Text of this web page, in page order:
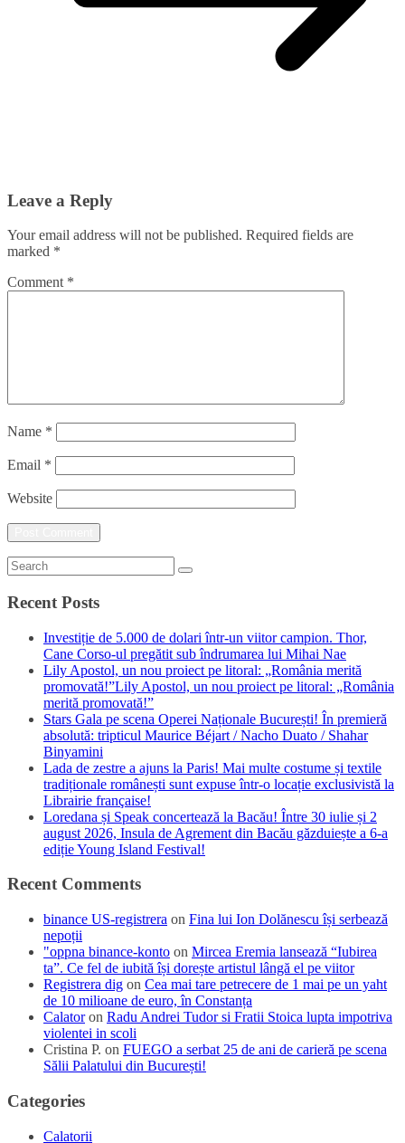
Leave a Reply
Your email address will not be published. Required fields are
marked *
Comment *
Name *
Email *
Website
Recent Posts
Investiție de 5.000 de dolari într-un viitor campion. Thor,
Cane Corso-ul pregătit sub îndrumarea lui Mihai Nae
Lily Apostol, un nou proiect pe litoral: „România merită
promovată!”Lily Apostol, un nou proiect pe litoral: „România
merită promovată!”
Stars Gala pe scena Operei Naționale București! În premieră
absolută: tripticul Maurice Béjart / Nacho Duato / Shahar
Binyamini
Lada de zestre a ajuns la Paris! Mai multe costume și textile
tradiționale românești sunt expuse într-o locație exclusivistă la
Librairie française!
Loredana și Speak concertează la Bacău! Între 30 iulie și 2
august 2026, Insula de Agrement din Bacău găzduiește a 6-a
ediție Young Island Festival!
Recent Comments
binance US-registrera on Fina lui Ion Dolănescu își serbează
nepoții
"oppna binance-konto on Mircea Eremia lansează “Iubirea
ta”. Ce fel de iubită își dorește artistul lângă el pe viitor
Registrera dig on Cea mai tare petrecere de 1 mai pe un yaht
de 10 milioane de euro, în Constanța
Calatoron Radu Andrei Tudor si Fratii Stoica lupta impotriva
violentei in scoli
Cristina P. on FUEGO a serbat 25 de ani de carieră pe scena
Sălii Palatului din București!
Categories
Calatorii